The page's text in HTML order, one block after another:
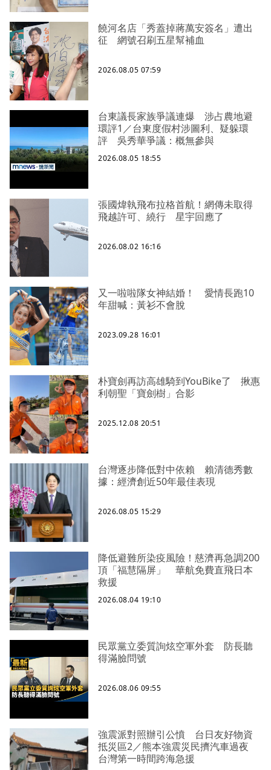
饒河名店「秀蓋掉蔣萬安簽名」遭出
征 網號召刷五星幫補血
2026.08.05 07:59
台東議長家族爭議連爆 涉占農地避
環評1／台東度假村涉圖利、疑躲環
評 吳秀華爭議：概無參與
2026.08.05 18:55
張國煒執飛布拉格首航！網傳未取得
飛越許可、繞行 星宇回應了
2026.08.02 16:16
又一啦啦隊女神結婚！ 愛情長跑10
年甜喊：黃衫不會脫
2023.09.28 16:01
朴寶劍再訪高雄騎到YouBike了 揪惠
利朝聖「寶劍樹」合影
2025.12.08 20:51
台灣逐步降低對中依賴 賴清德秀數
據：經濟創近50年最佳表現
2026.08.05 15:29
降低避難所染疫風險！慈濟再急調200
頂「福慧隔屏」 華航免費直飛日本
救援
2026.08.04 19:10
民眾黨立委質詢炫空軍外套 防長聽
得滿臉問號
2026.08.06 09:55
強震派對照辦引公憤 台日友好物資
抵災區2／熊本強震災民擠汽車過夜
台灣第一時間跨海急援